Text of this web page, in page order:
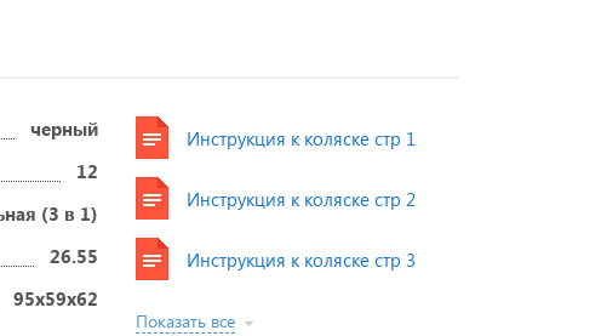
черный
12
(3 в 1)
26.55
95x59x62
Инструкция к коляске стр 1
Инструкция к коляске стр 2
Инструкция к коляске стр 3
Показать все